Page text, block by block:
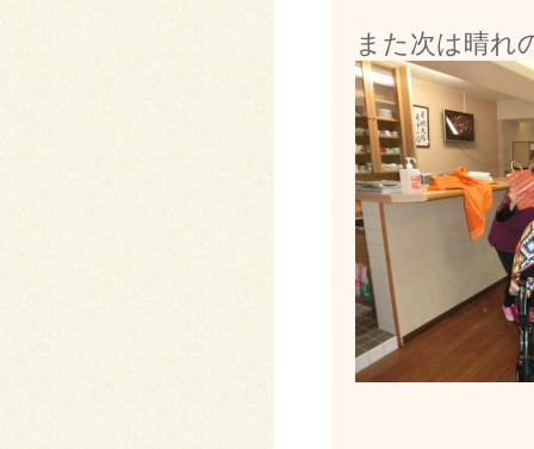
また次は晴れ